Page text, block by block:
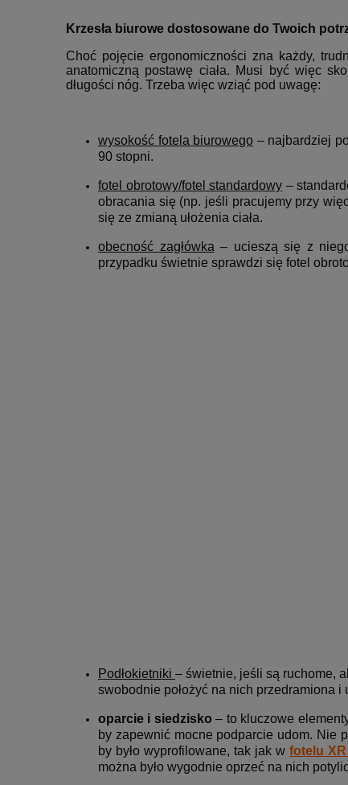
Krzesła biurowe dostosowane do Twoich
Choć pojęcie ergonomiczności zna każdy,
anatomiczną postawę ciała. Musi być więc
długości nóg. Trzeba więc wziąć pod uwagę:
wysokość fotela biurowego – najbardziej
90 stopni.
fotel obrotowy/fotel standardowy –
obracania się (np. jeśli pracujemy przy
się ze zmianą ułożenia ciała.
obecność zagłówka – ucieszą się z
przypadku świetnie sprawdzi się fotel
Podłokietniki – świetnie, jeśli są ruchome,
swobodnie położyć na nich przedramiona i
oparcie i siedzisko– to kluczowe
by zapewnić mocne podparcie udom. Nie
by było wyprofilowane, tak jak w fotelu
można było wygodnie oprzeć na nich